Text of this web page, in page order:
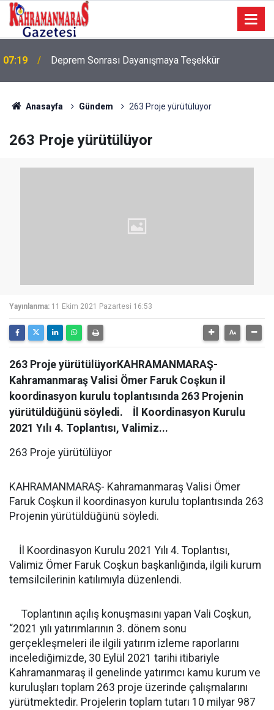
07:19 Deprem Sonrası Dayanışmaya Teşekkür
Anasayfa Gündem 263 Proje yürütülüyor
263 Proje yürütülüyor
Yayınlanma: 11 Ekim 2021 Pazartesi 16:53
263 Proje yürütülüyorKAHRAMANMARAŞ-
Kahramanmaraş Valisi Ömer Faruk Coşkun il
koordinasyon kurulu toplantısında 263 Projenin
yürütüldüğünü söyledi. İl Koordinasyon Kurulu
2021 Yılı 4. Toplantısı, Valimiz...
263 Proje yürütülüyor
KAHRAMANMARAŞ- Kahramanmaraş Valisi Ömer
Faruk Coşkun il koordinasyon kurulu toplantısında 263
Projenin yürütüldüğünü söyledi.
İl Koordinasyon Kurulu 2021 Yılı 4. Toplantısı,
Valimiz Ömer Faruk Coşkun başkanlığında, ilgili kurum
temsilcilerinin katılımıyla düzenlendi.
Toplantının açılış konuşmasını yapan Vali Coşkun,
“2021 yılı yatırımlarının 3. dönem sonu
gerçekleşmeleri ile ilgili yatırım izleme raporlarını
incelediğimizde, 30 Eylül 2021 tarihi itibariyle
Kahramanmaraş il genelinde yatırımcı kamu kurum ve
kuruluşları toplam 263 proje üzerinde çalışmalarını
yürütmektedir. Projelerin toplam tutarı 10 milyar 987